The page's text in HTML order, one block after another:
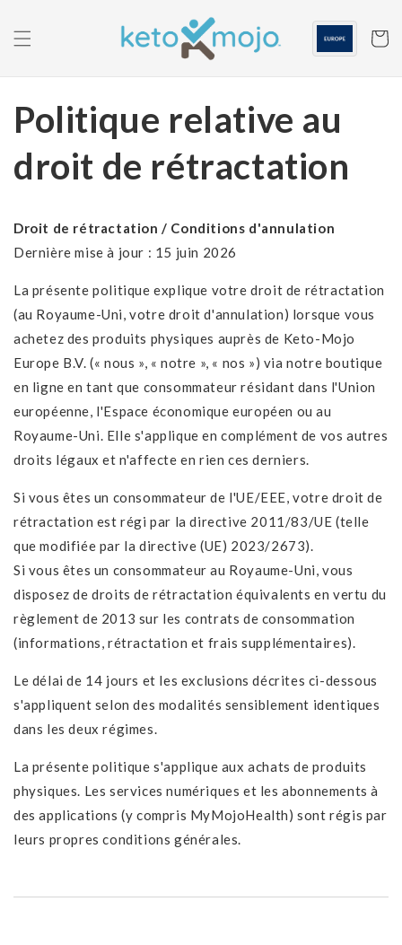
content
Panier
Politique relative au
droit de rétractation
Droit de rétractation / Conditions d'annulation
Dernière mise à jour : 15 juin 2026
La présente politique explique votre droit de rétractation
(au Royaume-Uni, votre droit d'annulation) lorsque vous
achetez des produits physiques auprès de Keto-Mojo
Europe B.V. (« nous », « notre », « nos ») via notre boutique
en ligne en tant que consommateur résidant dans l'Union
européenne, l'Espace économique européen ou au
Royaume-Uni. Elle s'applique en complément de vos autres
droits légaux et n'affecte en rien ces derniers.
Si vous êtes un consommateur de l'UE/EEE, votre droit de
rétractation est régi par la directive 2011/83/UE (telle
que modifiée par la directive (UE) 2023/2673).
Si vous êtes un consommateur au Royaume-Uni, vous
disposez de droits de rétractation équivalents en vertu du
règlement de 2013 sur les contrats de consommation
(informations, rétractation et frais supplémentaires).
Le délai de 14 jours et les exclusions décrites ci-dessous
s'appliquent selon des modalités sensiblement identiques
dans les deux régimes.
La présente politique s'applique aux achats de produits
physiques. Les services numériques et les abonnements à
des applications (y compris MyMojoHealth) sont régis par
leurs propres conditions générales.